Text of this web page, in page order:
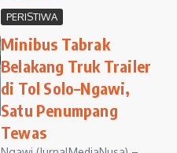
PERISTIWA
Minibus Tabrak
Belakang Truk Trailer
di Tol Solo–Ngawi,
Satu Penumpang
Tewas